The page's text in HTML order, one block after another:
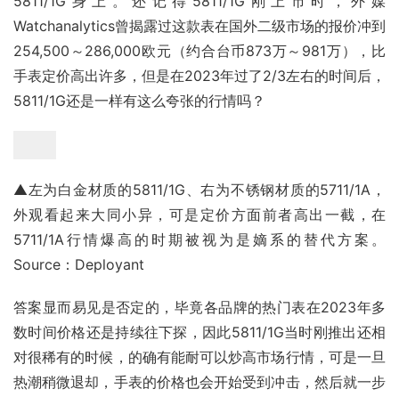
Watchanalytics曾揭露过这款表在国外二级市场的报价冲到
254,500～286,000欧元（约合台币873万～981万），比
手表定价高出许多，但是在2023年过了2/3左右的时间后，
5811/1G还是一样有这么夸张的行情吗？
▲左为白金材质的5811/1G、右为不锈钢材质的5711/1A，
外观看起来大同小异，可是定价方面前者高出一截，在
5711/1A行情爆高的时期被视为是嫡系的替代方案。
Source：Deployant
答案显而易见是否定的，毕竟各品牌的热门表在2023年多
数时间价格还是持续往下探，因此5811/1G当时刚推出还相
对很稀有的时候，的确有能耐可以炒高市场行情，可是一旦
热潮稍微退却，手表的价格也会开始受到冲击，然后就一步